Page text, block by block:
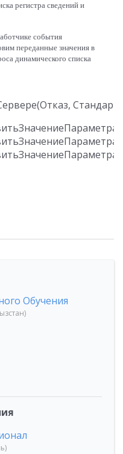
регистра сведений и
события
переданные значения в
динамического списка
Обучения